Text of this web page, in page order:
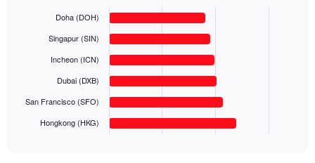
displaying
Range:
has
Doha (DOH)
Singapur (SIN)
Incheon (ICN)
Dubai (DXB)
San Francisco (SFO)
Hongkong (HKG)